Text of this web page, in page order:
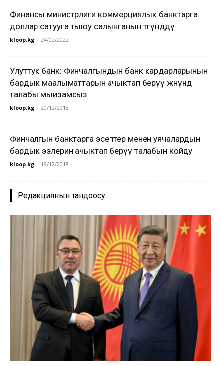
Финансы министрлиги коммерциялык банктарга
доллар сатууга тыюу салынганын төгүндөдү
kloop.kg - 24/02/2022
Улуттук банк: Финчалгындын банк кардарларынын
бардык маалыматтарын ачыктап берүү жөнүндө
талабы мыйзамсыз
kloop.kg - 20/12/2018
Финчалгын банктарга эсептер менен уячалардын
бардык ээлерин ачыктап берүү талабын койду
kloop.kg - 19/12/2018
Редакциянын тандоосу